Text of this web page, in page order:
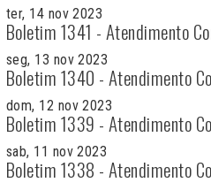
ter, 14 nov 2023
Boletim 1341 - Atendimento
seg, 13 nov 2023
Boletim 1340 - Atendimento
dom, 12 nov 2023
Boletim 1339 - Atendimento
sab, 11 nov 2023
Boletim 1338 - Atendimento